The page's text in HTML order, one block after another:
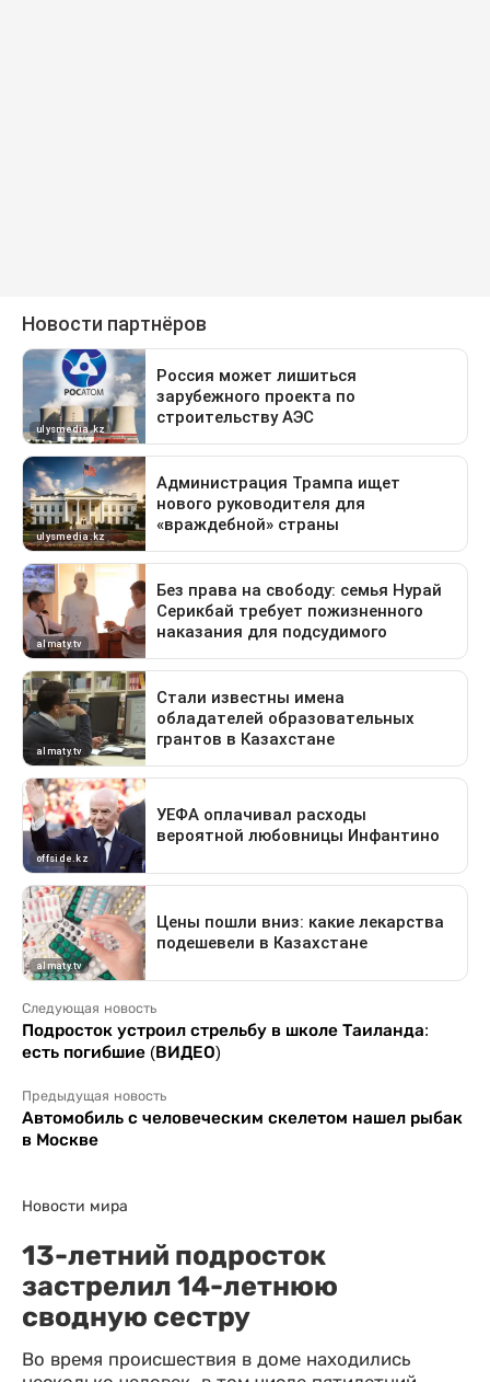
Следующая новость
Подросток устроил стрельбу в школе Таиланда:
есть погибшие (ВИДЕО)
Предыдущая новость
Автомобиль с человеческим скелетом нашел рыбак
в Москве
Новости мира
13-летний подросток
застрелил 14-летнюю
сводную сестру
Во время происшествия в доме находились